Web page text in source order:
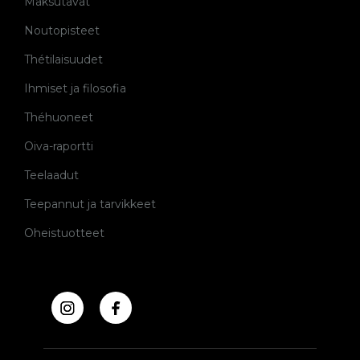
Noutopisteet
Thétilaisuudet
Ihmiset ja filosofia
Théhuoneet
Oiva-raportti
Teelaadut
Teepannut ja tarvikkeet
Oheistuotteet